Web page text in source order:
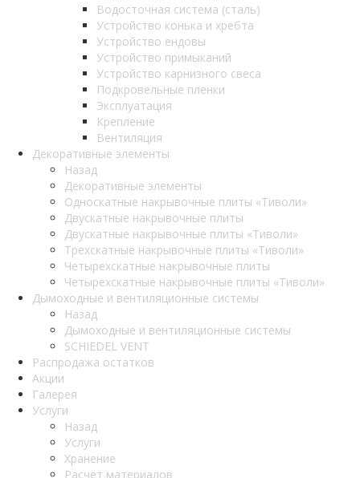
Водосточная система (сталь)
Устройство конька и хребта
Устройство ендовы
Устройство примыканий
Устройство карнизного свеса
Подкровельные пленки
Эксплуатация
Крепление
Вентиляция
Декоративные элементы
Назад
Декоративные элементы
Односкатные накрывочные плиты «Тиволи»
Двускатные накрывочные плиты
Двускатные накрывочные плиты «Тиволи»
Трехскатные накрывочные плиты «Тиволи»
Четырехскатные накрывочные плиты
Четырехскатные накрывочные плиты «Тиволи»
Дымоходные и вентиляционные системы
Назад
Дымоходные и вентиляционные системы
SCHIEDEL VENT
Распродажа остатков
Акции
Галерея
Услуги
Назад
Услуги
Хранение
Расчет материалов